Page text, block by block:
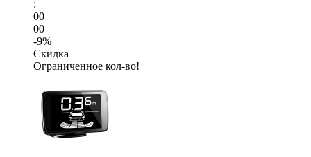
:
00
00
-9%
Скидка
Ограниченное кол-во!